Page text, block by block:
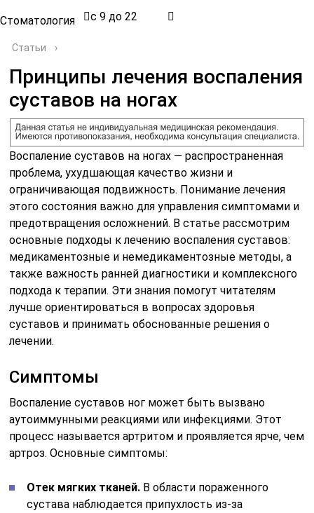
Стоматология с 9 до 22
Статьи ›
Принципы лечения воспаления
суставов на ногах
Воспаление суставов на ногах — распространенная
проблема, ухудшающая качество жизни и
ограничивающая подвижность. Понимание лечения
этого состояния важно для управления симптомами и
предотвращения осложнений. В статье рассмотрим
основные подходы к лечению воспаления суставов:
медикаментозные и немедикаментозные методы, а
также важность ранней диагностики и комплексного
подхода к терапии. Эти знания помогут читателям
лучше ориентироваться в вопросах здоровья
суставов и принимать обоснованные решения о
лечении.
Симптомы
Воспаление суставов ног может быть вызвано
аутоиммунными реакциями или инфекциями. Этот
процесс называется артритом и проявляется ярче, чем
артроз. Основные симптомы:
Отек мягких тканей. В области пораженного
сустава наблюдается припухлость из-за